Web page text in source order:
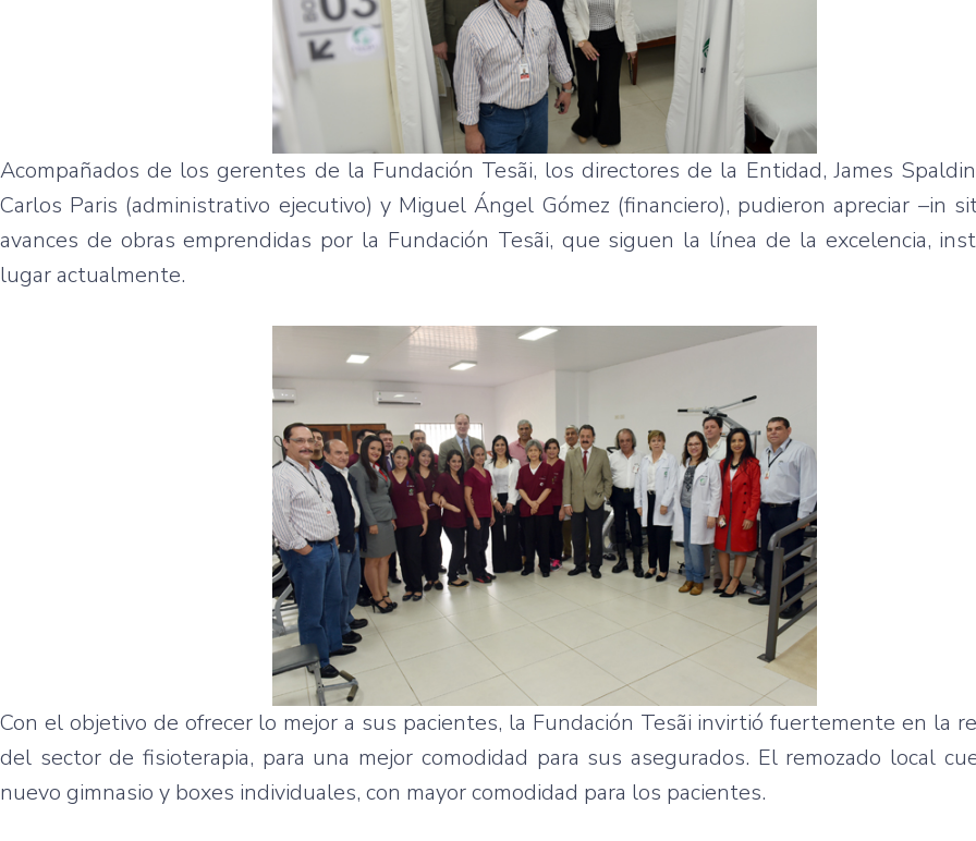
Acompañados de los gerentes de la Fundación Tesãi, los directores de la Entidad, James
Carlos Paris (administrativo ejecutivo) y Miguel Ángel Gómez (financiero), pudieron apreciar –in
avances de obras emprendidas por la Fundación Tesãi, que siguen la línea de la excelencia,
lugar actualmente.
Con el objetivo de ofrecer lo mejor a sus pacientes, la Fundación Tesãi invirtió fuertemente en la
del sector de fisioterapia, para una mejor comodidad para sus asegurados. El remozado local
nuevo gimnasio y boxes individuales, con mayor comodidad para los pacientes.